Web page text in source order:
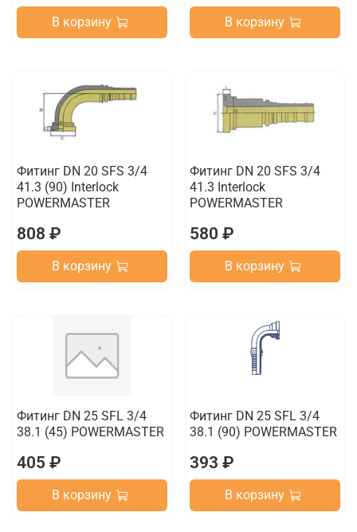
В корзину В корзину
Фитинг DN 20 SFS 3/4
41.3 (90) Interlock
POWERMASTER
808 ₽
В корзину
Фитинг DN 20 SFS 3/4
41.3 Interlock
POWERMASTER
580 ₽
В корзину
Фитинг DN 25 SFL 3/4
38.1 (45) POWERMASTER
405 ₽
В корзину
Фитинг DN 25 SFL 3/4
38.1 (90) POWERMASTER
393 ₽
В корзину